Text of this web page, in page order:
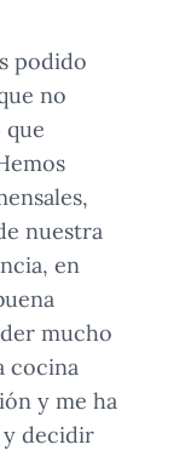
podido
no
que
nuestra
en
mucho
cocina
y me ha
y decidir